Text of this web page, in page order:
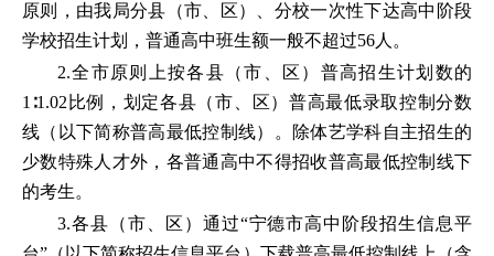
原则，由我局分县（市、区）、分校一次性下达高中阶段
学校招生计划，普通高中班生额一般不超过56人。
2.全市原则上按各县（市、区）普高招生计划数的
1∶1.02比例，划定各县（市、区）普高最低录取控制分数
线（以下简称普高最低控制线）。除体艺学科自主招生的
少数特殊人才外，各普通高中不得招收普高最低控制线下
的考生。
3.各县（市、区）通过“宁德市高中阶段招生信息平